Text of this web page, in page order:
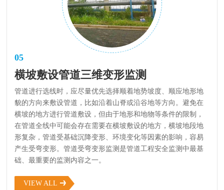
05
横坡敷设管道三维变形监测
管道进行选线时，应尽量优先选择顺着地势坡度、顺应地形地
貌的方向来敷设管道，比如沿着山脊或沿谷地等方向。避免在
横坡的地方进行管道敷设，但由于地形和地物等条件的限制，
在管道全线中可能会存在需要在横坡敷设的地方，横坡地段地
形复杂，管道受基础沉降变形、环境变化等因素的影响，容易
产生受弯变形。管道受弯变形监测是管道工程安全监测中最基
础、最重要的监测内容之一。
VIEW ALL